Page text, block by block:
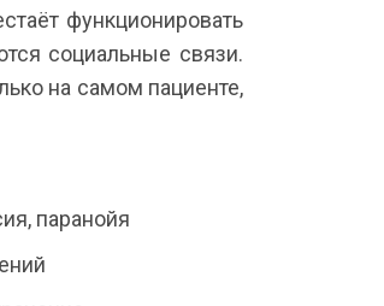
функционировать
социальные связи.
на самом пациенте,
паранойя